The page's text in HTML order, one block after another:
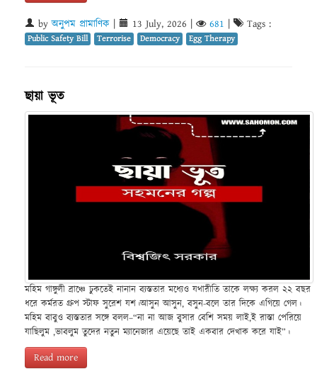
byঅনুপম প্রামাণিক | 13 July, 2026 | 681 | Tags :
Public Safety Bill Terrorise Democracy Egg Therapy
ছায়া ভূত
মহিম গাঙ্গুলী ব্রাঞ্চে ঢুকতেই নানান ব্যস্ততার মধ্যেও যথারীতি তাকে লক্ষ্য করল ২২ বছর
ধরে কর্মরত গ্রুপ স্টাফ সুরেশ যশ।আসুন আসুন, বসুন-বলে তার দিকে এগিয়ে গেল।
মহিম বাবুও ব্যস্ততার সঙ্গে বলল–“না না আজ বুসার বেশি সময় লাই,ই রাস্তা পেরিয়ে
যাছিলুম ,ভাবলুম তুদের নতুন ম্যানেজার এয়েছে তাই একবার দেখাক করে যাই”।
Read more